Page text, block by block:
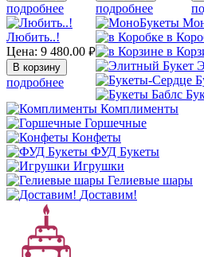
подробнее подробнее
Любить..!
Цена: 9 480.00 руб.
подробнее
в
в
Комплименты
Горшечные
Конфеты
ФУД Букеты
Игрушки
Гелиевые шары
Доставим!